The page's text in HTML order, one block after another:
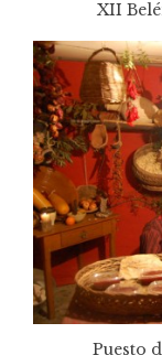
XII
Puesto